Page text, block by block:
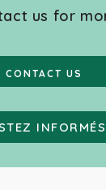
us for
CONTACT US
INFORMÉS